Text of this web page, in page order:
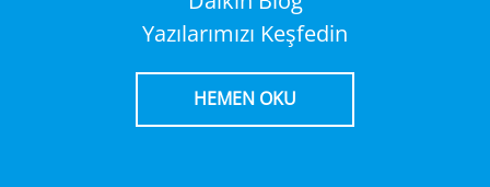
Yazılarımızı Keşfedin
HEMEN OKU